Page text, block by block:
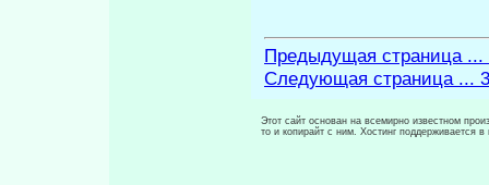
Предыдущая страница ...
Следующая страница ...
Этот сайт основан на всемирно известном
то и копирайт с ним. Хостинг поддерживается